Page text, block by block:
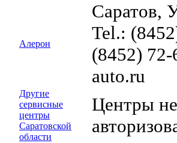
Алерон
Саратов,
Tel.:
(8452)
auto.ru
Другие
сервисные
центры
Саратовской
области
Центры